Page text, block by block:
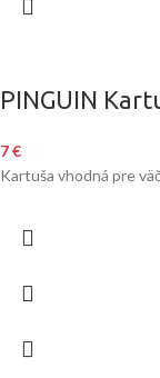
PINGUIN
7€
Kartuša vhodná pre